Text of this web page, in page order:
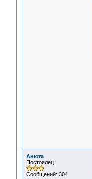
Анюта
Постоялец
Сообщений: 304